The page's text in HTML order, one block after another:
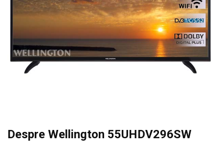
Despre Wellington 55UHDV296SW